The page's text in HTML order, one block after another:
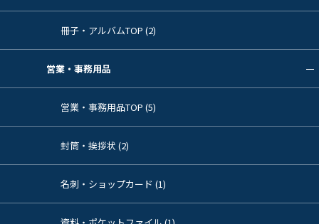
冊子・アルバムTOP (2)
営業・事務用品
営業・事務用品TOP (5)
封筒・挨拶状 (2)
名刺・ショップカード (1)